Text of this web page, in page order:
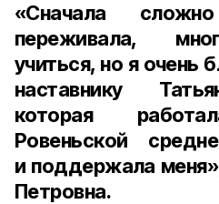
«Сначала
переживала,
учиться, но я очень
наставнику
которая
Ровеньской
и поддержала
Петровна.